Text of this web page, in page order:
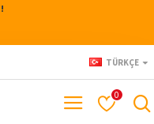
TÜRKÇE
0